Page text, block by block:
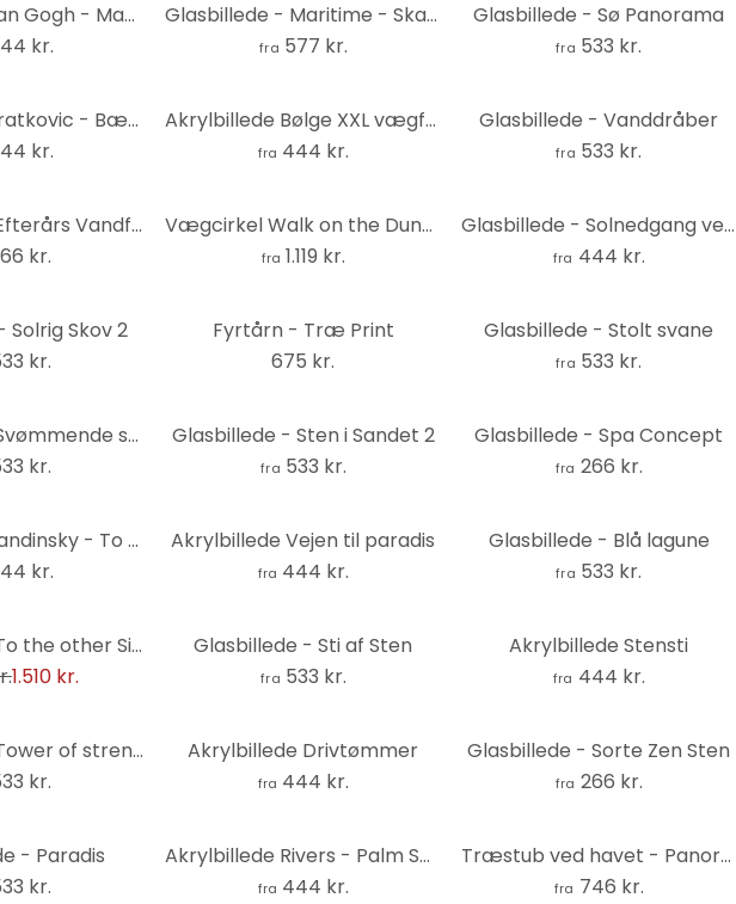
Akrylbillede van Gogh - Mandelblomst
kr.
Glasbillede - Maritime - Skaller på en solrig strand - Treechild - Panorama
fra 577 kr.
Glasbillede - Sø Panorama
fra 533 kr.
Akrylbillede Bratkovic - Bænken
kr.
Akrylbillede Bølge XXL vægfoto
fra 444 kr.
Glasbillede - Vanddråber
fra 533 kr.
Glasbillede - Efterårs Vandfald
kr.
Vægcirkel Walk on the Dune Beach-sæt (3 dele) – print på aluminium (Alu-Dibond)
fra 1.119 kr.
Glasbillede - Solnedgang ved vandet - Rund
fra 444 kr.
Solrig Skov 2
kr.
Fyrtårn - Træ Print
675 kr.
Glasbillede - Stolt svane
fra 533 kr.
Glasbillede - Svømmende skildpadde
kr.
Glasbillede - Sten i Sandet 2
fra 533 kr.
Glasbillede - Spa Concept
fra 266 kr.
Akrylbillede Kandinsky - To bevægelser
kr.
Akrylbillede Vejen til paradis
fra 444 kr.
Glasbillede - Blå lagune
fra 533 kr.
Glasbillede - To the other Side (3 dele)
1.510 kr.
Glasbillede - Sti af Sten
fra 533 kr.
Akrylbillede Stensti
fra 444 kr.
Glasbillede - Tower of strenght panorama
kr.
Akrylbillede Drivtømmer
fra 444 kr.
Glasbillede - Sorte Zen Sten
fra 266 kr.
- Paradis
kr.
Akrylbillede Rivers - Palm Springs
fra 444 kr.
Træstub ved havet - Panorama – print på aluminium (Alu-Dibond)
fra 746 kr.